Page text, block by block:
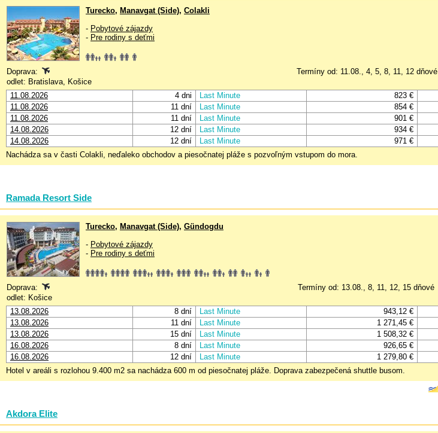
Turecko, Manavgat (Side), Colakli
- Pobytové zájazdy
- Pre rodiny s deťmi
Doprava:
Termíny od: 11.08., 4, 5, 8, 11, 12 dňové
odlet: Bratislava, Košice
11.08.2026
4 dni Last Minute 823 €
11.08.2026
11 dní Last Minute 854 €
11.08.2026
11 dní Last Minute 901 €
14.08.2026
12 dní Last Minute 934 €
14.08.2026
12 dní Last Minute 971 €
Nachádza sa v časti Colakli, neďaleko obchodov a piesočnatej pláže s pozvoľným vstupom do mora.
Ramada Resort Side
Turecko, Manavgat (Side), Gündogdu
- Pobytové zájazdy
- Pre rodiny s deťmi
Doprava:
Termíny od: 13.08., 8, 11, 12, 15 dňové
odlet: Košice
13.08.2026
8 dní Last Minute 943,12 €
13.08.2026
11 dní Last Minute 1 271,45 €
13.08.2026
15 dní Last Minute 1 508,32 €
16.08.2026
8 dní Last Minute 926,65 €
16.08.2026
12 dní Last Minute 1 279,80 €
Hotel v areáli s rozlohou 9.400 m2 sa nachádza 600 m od piesočnatej pláže. Doprava zabezpečená shuttle busom.
Akdora Elite